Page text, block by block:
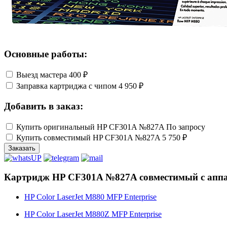
Основные работы:
Выезд мастера 400 ₽
Заправка картриджа с чипом 4 950 ₽
Добавить в заказ:
Купить оригинальный HP CF301A №827A По запросу
Купить совместимый HP CF301A №827A 5 750 ₽
Заказать
Картридж HP CF301A №827A совместимый с
HP Color LaserJet M880 MFP Enterprise
HP Color LaserJet M880Z MFP Enterprise